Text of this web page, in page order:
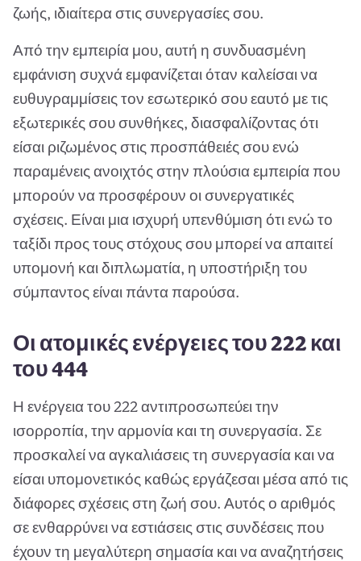
ζωής, ιδιαίτερα στις συνεργασίες σου.
Από την εμπειρία μου, αυτή η συνδυασμένη
εμφάνιση συχνά εμφανίζεται όταν καλείσαι να
ευθυγραμμίσεις τον εσωτερικό σου εαυτό με τις
εξωτερικές σου συνθήκες, διασφαλίζοντας ότι
είσαι ριζωμένος στις προσπάθειές σου ενώ
παραμένεις ανοιχτός στην πλούσια εμπειρία που
μπορούν να προσφέρουν οι συνεργατικές
σχέσεις. Είναι μια ισχυρή υπενθύμιση ότι ενώ το
ταξίδι προς τους στόχους σου μπορεί να απαιτεί
υπομονή και διπλωματία, η υποστήριξη του
σύμπαντος είναι πάντα παρούσα.
Οι ατομικές ενέργειες του 222 και
του 444
Η ενέργεια του 222 αντιπροσωπεύει την
ισορροπία, την αρμονία και τη συνεργασία. Σε
προσκαλεί να αγκαλιάσεις τη συνεργασία και να
είσαι υπομονετικός καθώς εργάζεσαι μέσα από τις
διάφορες σχέσεις στη ζωή σου. Αυτός ο αριθμός
σε ενθαρρύνει να εστιάσεις στις συνδέσεις που
έχουν τη μεγαλύτερη σημασία και να αναζητήσεις